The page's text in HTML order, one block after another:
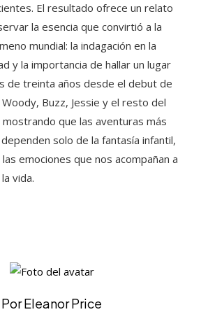
El resultado ofrece un relato
la esencia que convirtió a la
mundial: la indagación en la
y la importancia de hallar un lugar
de treinta años desde el debut de
Buzz, Jessie y el resto del
que las aventuras más
solo de la fantasía infantil,
emociones que nos acompañan a
vida.
Por Eleanor Price